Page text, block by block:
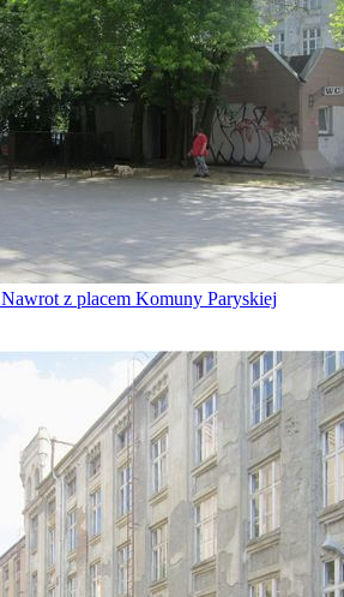
Nawrot z placem Komuny Paryskiej